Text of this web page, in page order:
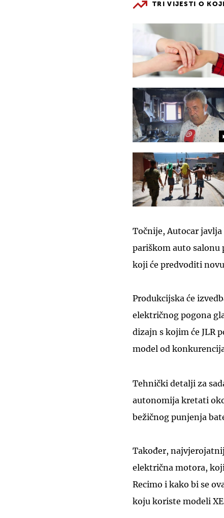
TRI VIJESTI O
Točnije, Autocar
pariškom auto
koji će predvoditi
Produkcijska će
električnog pogona
dizajn s kojim će JLR
model od
Tehnički detalji za
autonomija kretati
bežičnog punjenja
Također,
električna motora,
Recimo i kako bi se
koju koriste modeli